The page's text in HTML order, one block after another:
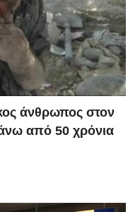
άνθρωπος στον
από 50 χρόνια